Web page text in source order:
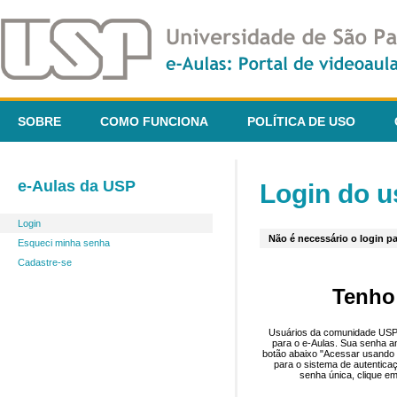
SOBRE COMO FUNCIONA POLÍTICA DE USO
e-Aulas da USP
Login
Esqueci minha senha
Cadastre-se
Login do
Não é necessário o login
Usuários da comunidade
para o e-Aulas. Sua senha
botão abaixo "Acessar
para o sistema de
senha única, clique